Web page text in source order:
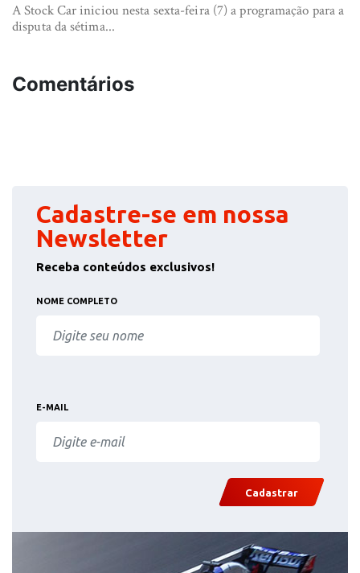
A Stock Car iniciou nesta sexta-feira (7) a programação para a
disputa da sétima...
Comentários
Cadastre-se em nossa
Newsletter
Receba conteúdos exclusivos!
NOME COMPLETO
E-MAIL
Cadastrar